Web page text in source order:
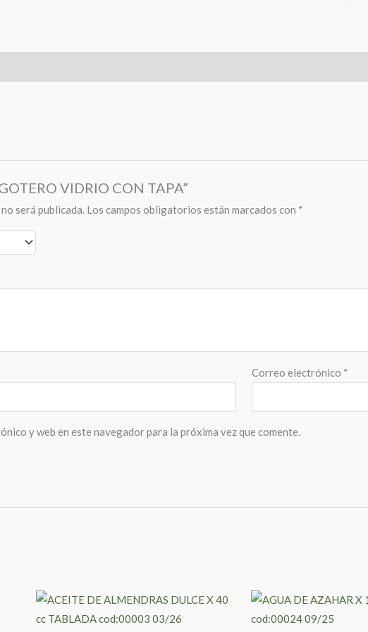
VIDRIO CON TAPA”
será publicada. Los campos obligatorios están marcados con *
Correo electrónico *
y web en este navegador para la próxima vez que comente.